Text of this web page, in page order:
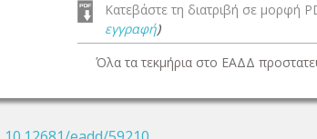
Κατεβάστε τη διατριβή σε μορφή
εγγραφή)
Όλα τα τεκμήρια στο ΕΑΔΔ